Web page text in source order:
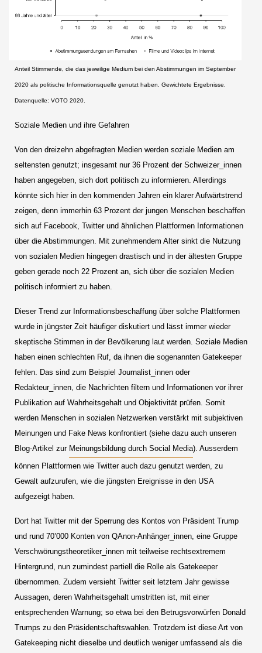
Anteil Stimmende, die das jeweilige Medium bei den Abstimmungen im September
2020 als politische Informationsquelle genutzt haben. Gewichtete Ergebnisse.
Datenquelle: VOTO 2020.
Soziale Medien und ihre Gefahren
Von den dreizehn abgefragten Medien werden soziale Medien am
seltensten genutzt; insgesamt nur 36 Prozent der Schweizer_innen
haben angegeben, sich dort politisch zu informieren. Allerdings
könnte sich hier in den kommenden Jahren ein klarer Aufwärtstrend
zeigen, denn immerhin 63 Prozent der jungen Menschen beschaffen
sich auf Facebook, Twitter und ähnlichen Plattformen Informationen
über die Abstimmungen. Mit zunehmendem Alter sinkt die Nutzung
von sozialen Medien hingegen drastisch und in der ältesten Gruppe
geben gerade noch 22 Prozent an, sich über die sozialen Medien
politisch informiert zu haben.
Dieser Trend zur Informationsbeschaffung über solche Plattformen
wurde in jüngster Zeit häufiger diskutiert und lässt immer wieder
skeptische Stimmen in der Bevölkerung laut werden. Soziale Medien
haben einen schlechten Ruf, da ihnen die sogenannten Gatekeeper
fehlen. Das sind zum Beispiel Journalist_innen oder
Redakteur_innen, die Nachrichten filtern und Informationen vor ihrer
Publikation auf Wahrheitsgehalt und Objektivität prüfen. Somit
werden Menschen in sozialen Netzwerken verstärkt mit subjektiven
Meinungen und Fake News konfrontiert (siehe dazu auch unseren
Blog-Artikel zur Meinungsbildung durch Social Media). Ausserdem
können Plattformen wie Twitter auch dazu genutzt werden, zu
Gewalt aufzurufen, wie die jüngsten Ereignisse in den USA
aufgezeigt haben.
Dort hat Twitter mit der Sperrung des Kontos von Präsident Trump
und rund 70’000 Konten von QAnon-Anhänger_innen, eine Gruppe
Verschwörungstheoretiker_innen mit teilweise rechtsextremem
Hintergrund, nun zumindest partiell die Rolle als Gatekeeper
übernommen. Zudem versieht Twitter seit letztem Jahr gewisse
Aussagen, deren Wahrheitsgehalt umstritten ist, mit einer
entsprechenden Warnung; so etwa bei den Betrugsvorwürfen Donald
Trumps zu den Präsidentschaftswahlen. Trotzdem ist diese Art von
Gatekeeping nicht dieselbe und deutlich weniger umfassend als die